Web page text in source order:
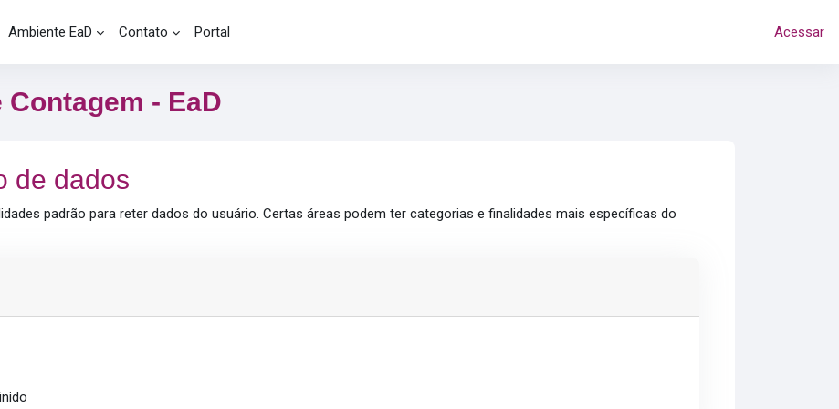
Ambiente EaD Contato Portal Acessar
- EaD
de dados
padrão para reter dados do usuário. Certas áreas podem ter categorias e finalidades mais específicas do